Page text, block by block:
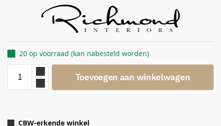
20 op voorraad (kan nabesteld worden)
Toevoegen aan winkelwagen
CBW-erkende winkel